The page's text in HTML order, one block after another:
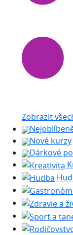
Zobrazit
Nové kurzy
Dárkové